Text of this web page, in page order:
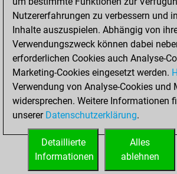
Bauer setzt Matt
Erstickte Matts
Unterverwandlungen
Türme auf der siebten
STARTSEITE
Nutzererfahrungen zu verbessern und
Inhalte auszuspielen. Abhängig von
Verwendungszweck können dabei
erforderlichen Cookies auch Analyse-
Marketing-Cookies eingesetzt werden.
Verwendung von Analyse-Cookies und
widersprechen. Weitere Informationen
unserer Datenschutzerklärung.
Alles
ablehnen
Detaillierte
Informationen